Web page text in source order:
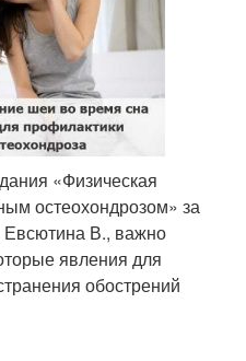
«Физическая
остеохондрозом» за
Евсютина В., важно
явления для
обострений